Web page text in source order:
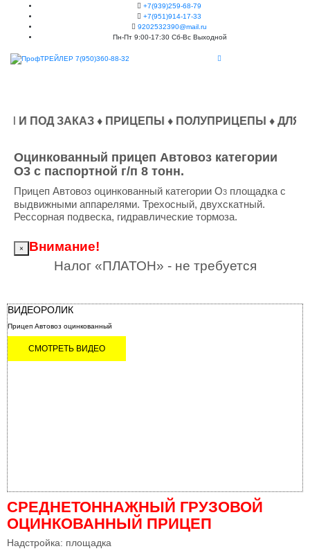
+7(939)259-68-79
+7(951)914-17-33
9202532390@mail.ru
Пн-Пт 9:00-17:30 Сб-Вс Выходной
♦ ПРИЦЕПЫ ♦ ПОЛУПРИЦЕПЫ ♦ ДЛЯ
Оцинкованный прицеп Автовоз категории
О3 с паспортной г/п 8 тонн.
Прицеп Автовоз оцинкованный категории O3 площадка с
выдвижными аппарелями. Трехосный, двухскатный.
Рессорная подвеска, гидравлические тормоза.
×
Внимание!
Налог «ПЛАТОН» - не требуется
ВИДЕОРОЛИК
Прицеп Автовоз оцинкованный
СМОТРЕТЬ ВИДЕО
СРЕДНЕТОННАЖНЫЙ ГРУЗОВОЙ
ОЦИНКОВАННЫЙ ПРИЦЕП
Надстройка: площадка